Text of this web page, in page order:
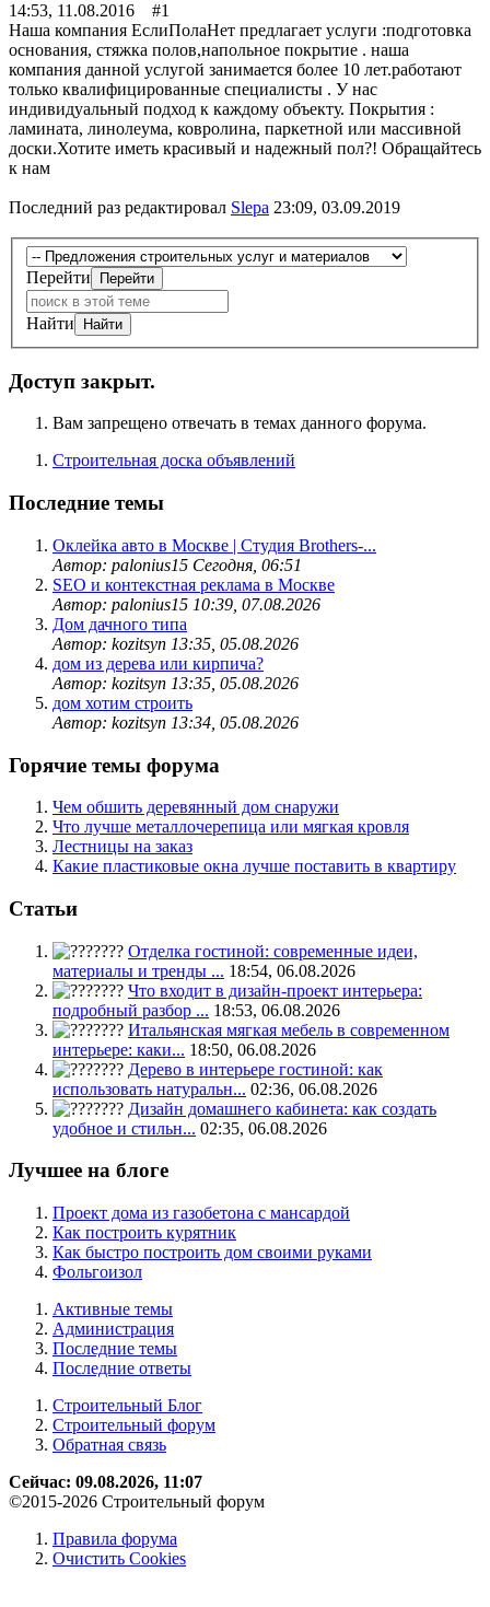
14:53, 11.08.2016 #1
Наша компания ЕслиПолаНет предлагает услуги :подготовка
основания, стяжка полов,напольное покрытие . наша
компания данной услугой занимается более 10 лет.работают
только квалифицированные специалисты . У нас
индивидуальный подход к каждому объекту. Покрытия :
ламината, линолеума, ковролина, паркетной или массивной
доски.Хотите иметь красивый и надежный пол?! Обращайтесь
к нам
Последний раз редактировал Slepa 23:09, 03.09.2019
Перейти
Найти
Доступ закрыт.
Вам запрещено отвечать в темах данного форума.
Строительная доска объявлений
Последние темы
Оклейка авто в Москве | Студия Brothers-...
Автор: palonius15 Сегодня, 06:51
SEO и контекстная реклама в Москве
Автор: palonius15 10:39, 07.08.2026
Дом дачного типа
Автор: kozitsyn 13:35, 05.08.2026
дом из дерева или кирпича?
Автор: kozitsyn 13:35, 05.08.2026
дом хотим строить
Автор: kozitsyn 13:34, 05.08.2026
Горячие темы форума
Чем обшить деревянный дом снаружи
Что лучше металлочерепица или мягкая кровля
Лестницы на заказ
Какие пластиковые окна лучше поставить в квартиру
Статьи
Отделка гостиной: современные идеи,
материалы и тренды ... 18:54, 06.08.2026
Что входит в дизайн-проект интерьера:
подробный разбор ... 18:53, 06.08.2026
Итальянская мягкая мебель в современном
интерьере: каки... 18:50, 06.08.2026
Дерево в интерьере гостиной: как
использовать натуральн... 02:36, 06.08.2026
Дизайн домашнего кабинета: как создать
удобное и стильн... 02:35, 06.08.2026
Лучшее на блоге
Проект дома из газобетона с мансардой
Как построить курятник
Как быстро построить дом своими руками
Фольгоизол
Активные темы
Администрация
Последние темы
Последние ответы
Строительный Блог
Строительный форум
Обратная связь
Сейчас: 09.08.2026, 11:07
©2015-2026 Строительный форум
Правила форума
Очистить Cookies